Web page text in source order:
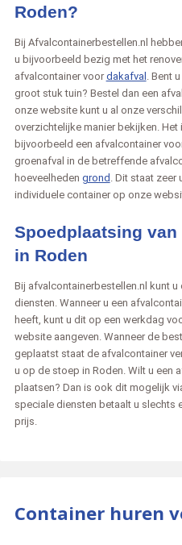
Roden?
Bij Afvalcontainerbestellen.nl
u bijvoorbeeld bezig met het
afvalcontainer voor dakafval . Bent
groot stuk tuin? Bestel dan een
onze website kunt u al onze
overzichtelijke manier bekijken.
bijvoorbeeld een afvalcontainer
groenafval in de betreffende
hoeveelheden grond . Dit staat zeer
individuele container op onze
Spoedplaatsing
in Roden
Bij afvalcontainerbestellen.nl kunt
diensten. Wanneer u een
heeft, kunt u dit op een werkdag
website aangeven. Wanneer de
geplaatst staat de afvalcontainer
u op de stoep in Roden. Wilt u een
plaatsen? Dan is ook dit mogelijk
speciale diensten betaalt u slechts
prijs.
Container huren